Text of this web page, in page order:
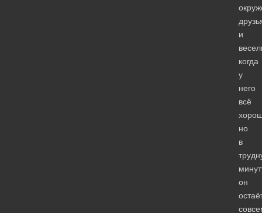
и
когда
у
него
всё
но
в
он